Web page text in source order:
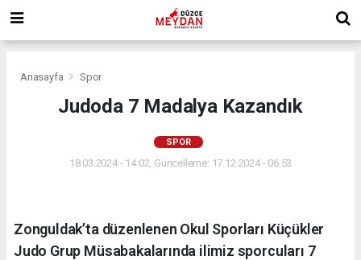
Anasayfa Spor
Judoda 7 Madalya Kazandık
SPOR
18.03.2024 - 14:02, Güncelleme: 17.12.2024 - 06:53
Zonguldak’ta düzenlenen Okul Sporları Küçükler
Judo Grup Müsabakalarında ilimiz sporcuları 7